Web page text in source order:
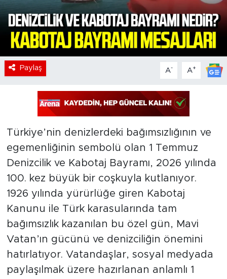
Paylaş A- A+
Türkiye’nin denizlerdeki bağımsızlığının ve
egemenliğinin sembolü olan 1 Temmuz
Denizcilik ve Kabotaj Bayramı, 2026 yılında
100. kez büyük bir coşkuyla kutlanıyor.
1926 yılında yürürlüğe giren Kabotaj
Kanunu ile Türk karasularında tam
bağımsızlık kazanılan bu özel gün, Mavi
Vatan’ın gücünü ve denizciliğin önemini
hatırlatıyor. Vatandaşlar, sosyal medyada
paylaşılmak üzere hazırlanan anlamlı 1